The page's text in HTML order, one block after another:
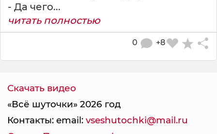
- Да чего...
читать полностью
+8
0
Скачать видео
«Всё шуточки» 2026 год
Контакты: email: vseshutochki@mail.ru